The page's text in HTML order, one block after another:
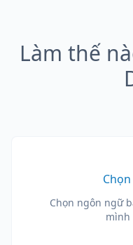
Làm thế
Chọn ngôn ngữ
mình